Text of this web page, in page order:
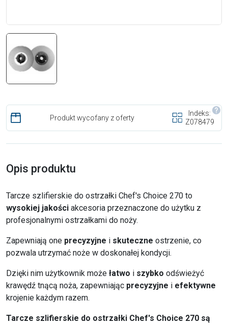
Produkt wycofany z oferty
Indeks:
Z078479
Opis produktu
Tarcze szlifierskie do ostrzałki Chef's Choice 270 to
wysokiej jakości akcesoria przeznaczone do użytku z
profesjonalnymi ostrzałkami do noży.
Zapewniają one precyzyjne i skuteczne ostrzenie, co
pozwala utrzymać noże w doskonałej kondycji.
Dzięki nim użytkownik może łatwo i szybko odświeżyć
krawędź tnącą noża, zapewniając precyzyjne i efektywne
krojenie każdym razem.
Tarcze szlifierskie do ostrzałki Chef's Choice 270 są